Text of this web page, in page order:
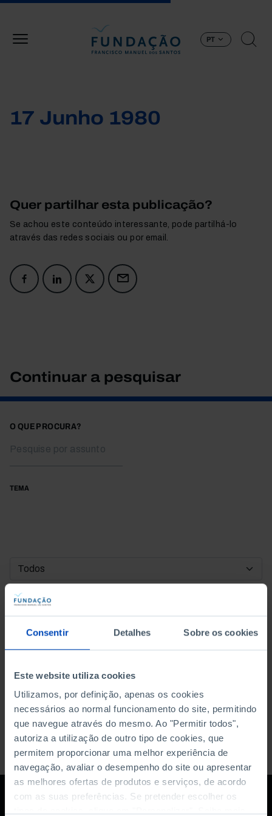
Consentir Detalhes Sobre os cookies
Este website utiliza cookies
Utilizamos, por definição, apenas os cookies
necessários ao normal funcionamento do site, permitindo
que navegue através do mesmo. Ao "Permitir todos",
autoriza a utilização de outro tipo de cookies, que
permitem proporcionar uma melhor experiência de
navegação, avaliar o desempenho do site ou apresentar
as melhores ofertas de produtos e serviços, de acordo
com as suas preferências. Se pretender escolher os
PT
17 Junho 1980
Quer partilhar esta publicação?
Se achou este conteúdo interessante, pode partilhá-lo
através das redes sociais ou por email.
Continuar a pesquisar
O QUE PROCURA?
TEMA
DATA DE INÍCIO
DATA DE FIM